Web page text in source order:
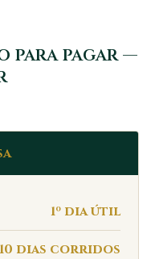
para pagar —
1º dia útil
10 dias corridos